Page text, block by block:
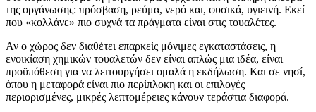
της οργάνωσης: πρόσβαση, ρεύμα, νερό και, φυσικά, υγιεινή. Εκεί
που «κολλάνε» πιο συχνά τα πράγματα είναι στις τουαλέτες.
Αν ο χώρος δεν διαθέτει επαρκείς μόνιμες εγκαταστάσεις, η
ενοικίαση χημικών τουαλετών δεν είναι απλώς μια ιδέα, είναι
προϋπόθεση για να λειτουργήσει ομαλά η εκδήλωση. Και σε νησί,
όπου η μεταφορά είναι πιο περίπλοκη και οι επιλογές
περιορισμένες, μικρές λεπτομέρειες κάνουν τεράστια διαφορά.